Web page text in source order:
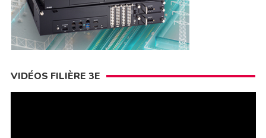
VIDÉOS FILIÈRE 3E